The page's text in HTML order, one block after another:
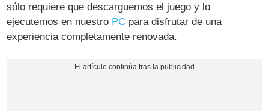
sólo requiere que descarguemos el juego y lo
ejecutemos en nuestro PC para disfrutar de una
experiencia completamente renovada.